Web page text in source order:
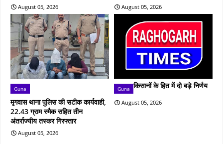
August 05, 2026 August 05, 2026
Guna
मृगवास थाना पुलिस की सटीक कार्यवाही,
22.43 ग्राम स्मैक सहित तीन
अंतर्राज्यीय तस्कर गिरफ्तार
August 05, 2026
Guna किसानों के हित में दो बड़े निर्णय
August 05, 2026